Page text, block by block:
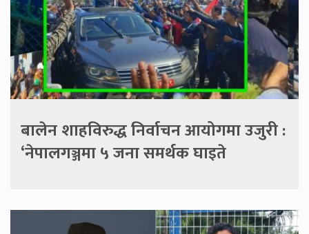
बालेन शाहविरुद्ध निर्वाचन आयोगमा उजुरी :
‘नेपालगञ्जमा ५ जना समर्थक घाइते